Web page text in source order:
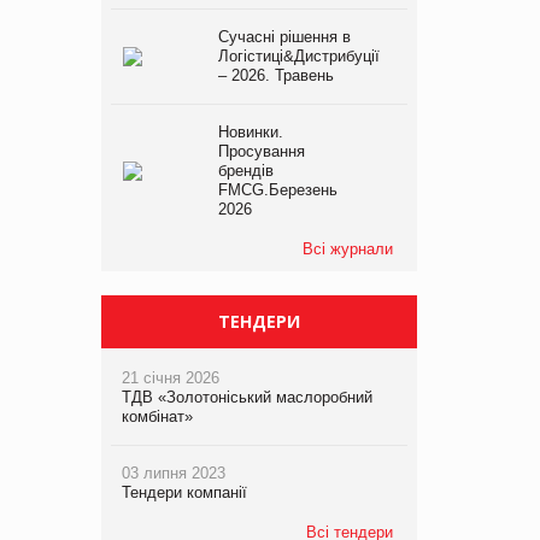
Сучасні рішення в
Логістиці&Дистрибуції
– 2026. Травень
Новинки.
Просування
брендів
FMCG.Березень
2026
Всі журнали
ТЕНДЕРИ
21 січня 2026
ТДВ «Золотоніський маслоробний
комбінат»
03 липня 2023
Тендери компанії
Всі тендери